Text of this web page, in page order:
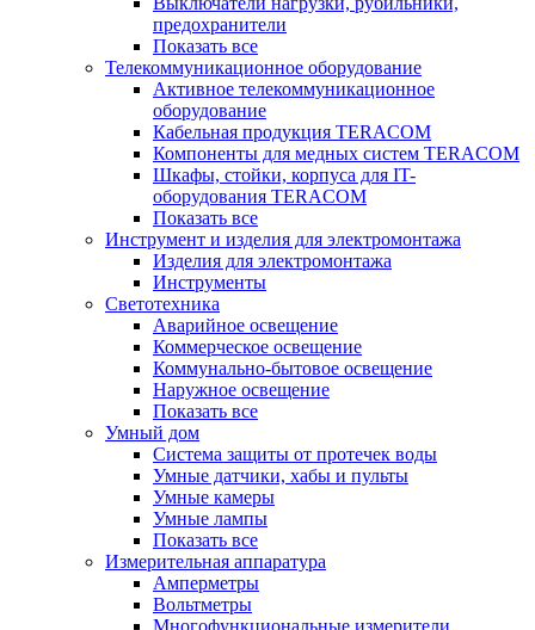
предохранители
Показать все
Телекоммуникационное оборудование
Активное телекоммуникационное
оборудование
Кабельная продукция TERACOM
Компоненты для медных систем TERACOM
Шкафы, стойки, корпуса для IT-
оборудования TERACOM
Показать все
Инструмент и изделия для электромонтажа
Изделия для электромонтажа
Инструменты
Светотехника
Аварийное освещение
Коммерческое освещение
Коммунально-бытовое освещение
Наружное освещение
Показать все
Умный дом
Система защиты от протечек воды
Умные датчики, хабы и пульты
Умные камеры
Умные лампы
Показать все
Измерительная аппаратура
Амперметры
Вольтметры
Многофункциональные измерители